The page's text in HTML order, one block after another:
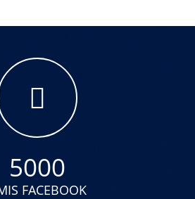
5000
FACEBOOK